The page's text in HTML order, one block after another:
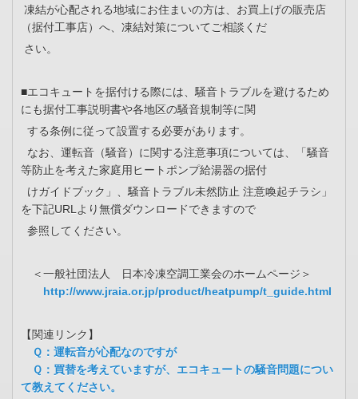
凍結が心配される地域にお住まいの方は、お買上げの販売店
（据付工事店）へ、凍結対策についてご相談くだ
さい。
■エコキュートを据付ける際には、騒音トラブルを避けるため
にも据付工事説明書や各地区の騒音規制等に関
する条例に従って設置する必要があります。
なお、運転音（騒音）に関する注意事項については、「騒音
等防止を考えた家庭用ヒートポンプ給湯器の据付
けガイドブック」、騒音トラブル未然防止 注意喚起チラシ」
を下記URLより無償ダウンロードできますので
参照してください。
＜一般社団法人 日本冷凍空調工業会のホームページ＞
http://www.jraia.or.jp/product/heatpump/t_guide.html
【関連リンク】
Ｑ：運転音が心配なのですが
Ｑ：買替を考えていますが、エコキュートの騒音問題につい
て教えてください。